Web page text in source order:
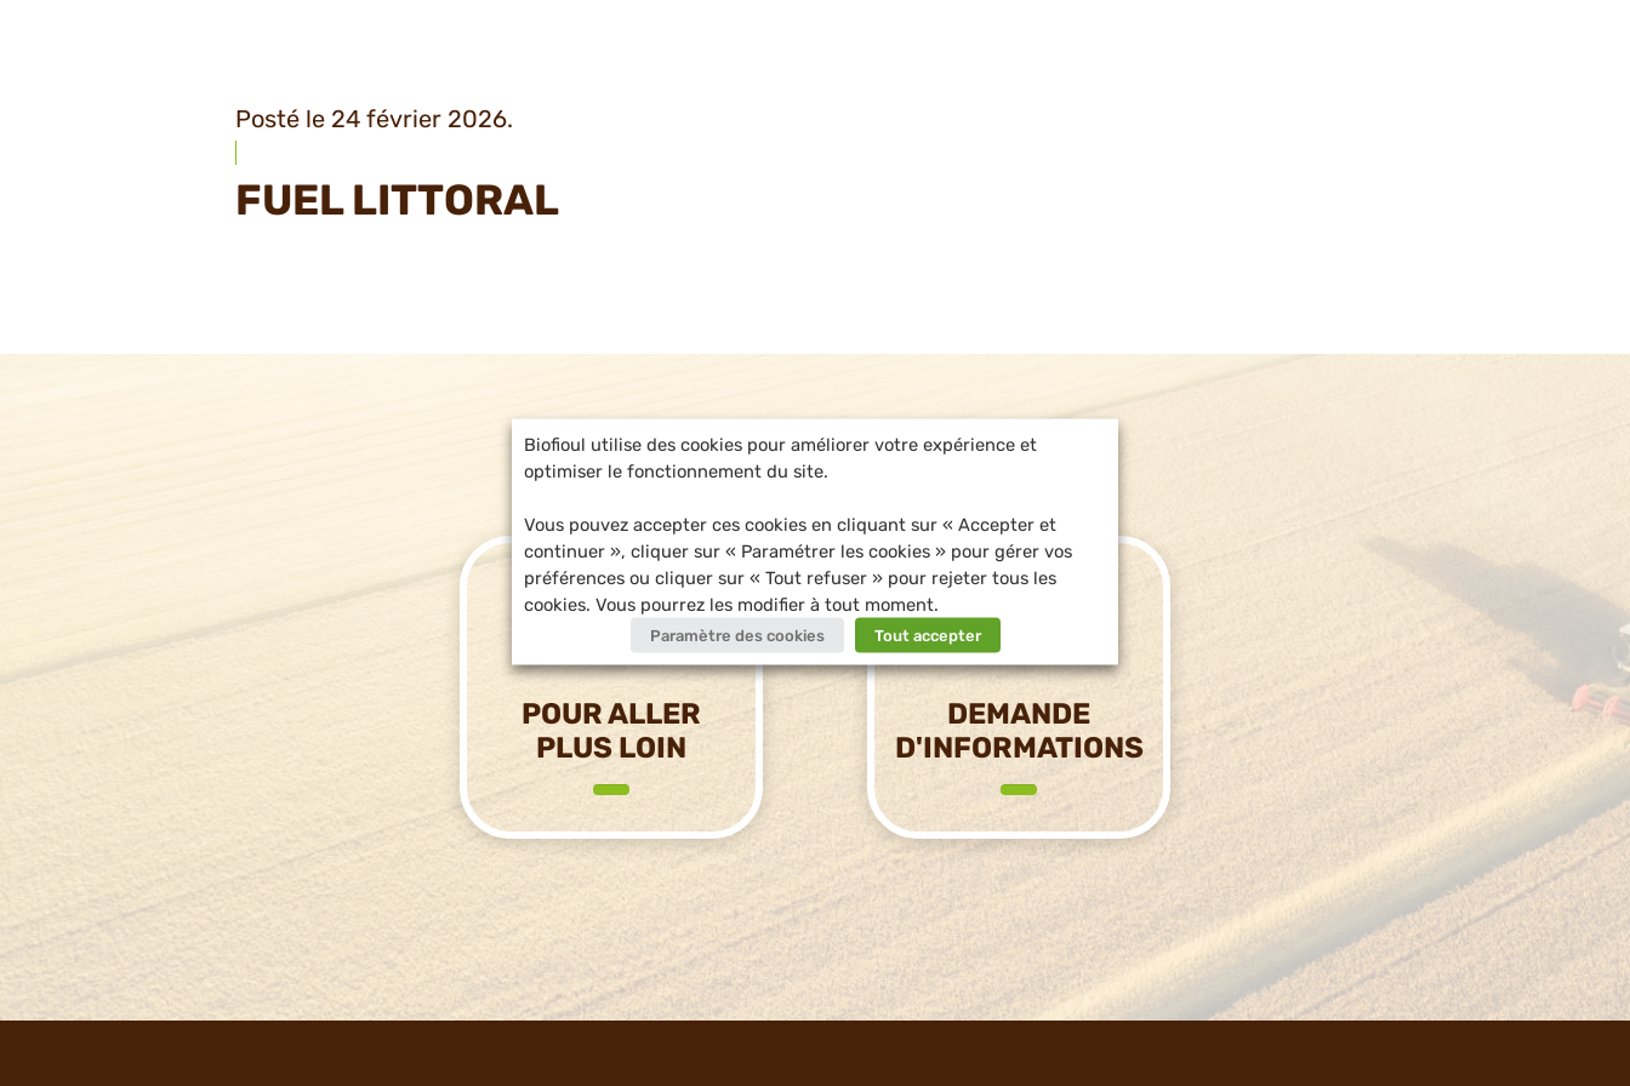
Posté le 24 février 2026.
FUEL LITTORAL
POUR ALLER
PLUS LOIN
DEMANDE
D'INFORMATIONS
Biofioul utilise des cookies pour améliorer votre expérience et
optimiser le fonctionnement du site.
Vous pouvez accepter ces cookies en cliquant sur « Accepter et
continuer », cliquer sur « Paramétrer les cookies » pour gérer vos
préférences ou cliquer sur « Tout refuser » pour rejeter tous les
cookies. Vous pourrez les modifier à tout moment.
Paramètre des cookies Tout accepter